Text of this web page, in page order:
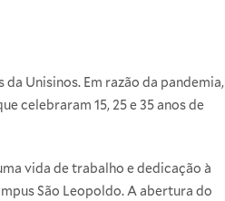
Unisinos. Em razão da pandemia,
celebraram 15, 25 e 35 anos de
vida de trabalho e dedicação à
São Leopoldo. A abertura do